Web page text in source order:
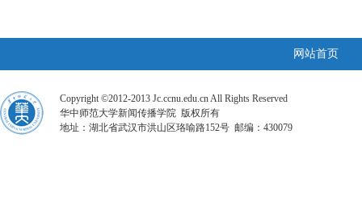
网站首页
Copyright ©2012-2013 Jc.ccnu.edu.cn All Rights Reserved
华中师范大学新闻传播学院 版权所有
地址：湖北省武汉市洪山区珞喻路152号 邮编：430079